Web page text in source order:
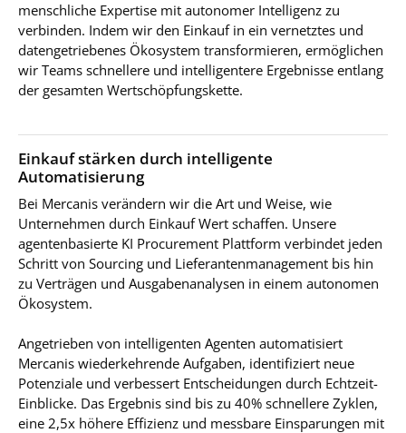
menschliche Expertise mit autonomer Intelligenz zu
verbinden. Indem wir den Einkauf in ein vernetztes und
datengetriebenes Ökosystem transformieren, ermöglichen
wir Teams schnellere und intelligentere Ergebnisse entlang
der gesamten Wertschöpfungskette.
Einkauf stärken durch intelligente
Automatisierung
Bei Mercanis verändern wir die Art und Weise, wie
Unternehmen durch Einkauf Wert schaffen. Unsere
agentenbasierte KI Procurement Plattform verbindet jeden
Schritt von Sourcing und Lieferantenmanagement bis hin
zu Verträgen und Ausgabenanalysen in einem autonomen
Ökosystem.
Angetrieben von intelligenten Agenten automatisiert
Mercanis wiederkehrende Aufgaben, identifiziert neue
Potenziale und verbessert Entscheidungen durch Echtzeit-
Einblicke. Das Ergebnis sind bis zu 40% schnellere Zyklen,
eine 2,5x höhere Effizienz und messbare Einsparungen mit